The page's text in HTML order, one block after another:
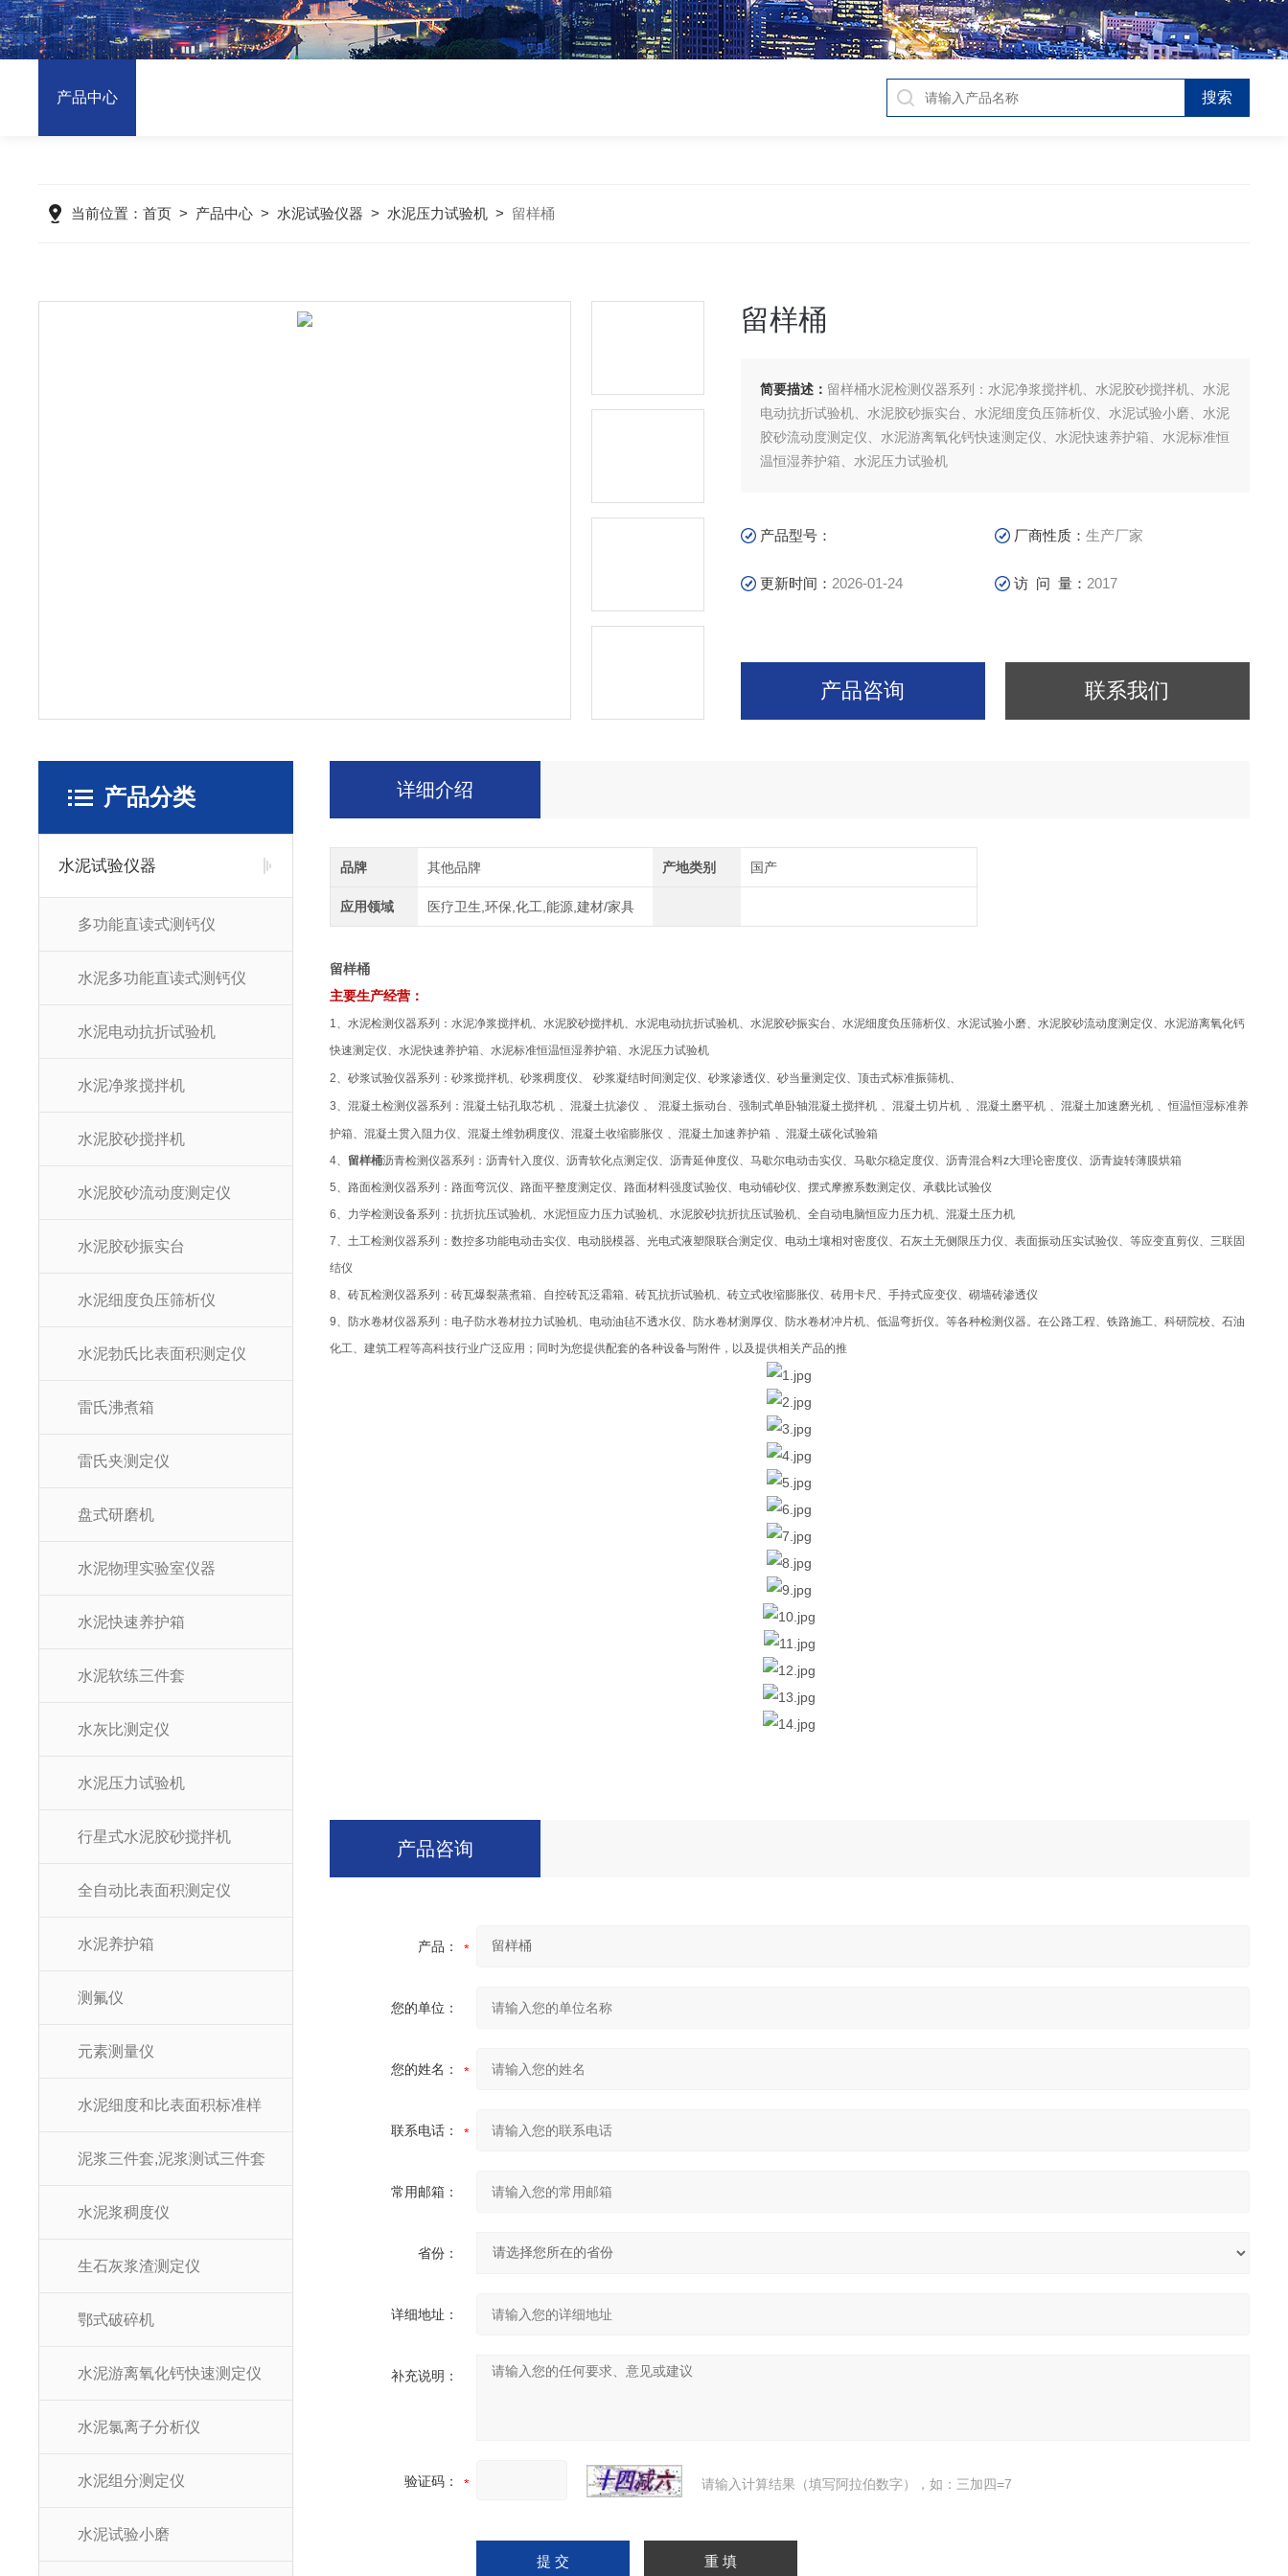
产品中心
当前位置：首页 > 产品中心 > 水泥试验仪器 > 水泥压力试验机 > 留样桶
留样桶
简要描述： 留样桶水泥检测仪器系列：水泥净浆搅拌机、水泥胶砂搅拌机、水泥
电动抗折试验机、水泥胶砂振实台、水泥细度负压筛析仪、水泥试验小磨、水泥
胶砂流动度测定仪、水泥游离氧化钙快速测定仪、水泥快速养护箱、水泥标准恒
温恒湿养护箱、水泥压力试验机
产品型号： 厂商性质：生产厂家
更新时间： 2026-01-24 访 问 量： 2017
产品咨询 联系我们
产品分类
水泥试验仪器
多功能直读式测钙仪
水泥多功能直读式测钙仪
水泥电动抗折试验机
水泥净浆搅拌机
水泥胶砂搅拌机
水泥胶砂流动度测定仪
水泥胶砂振实台
水泥细度负压筛析仪
水泥勃氏比表面积测定仪
雷氏沸煮箱
雷氏夹测定仪
盘式研磨机
水泥物理实验室仪器
水泥快速养护箱
水泥软练三件套
水灰比测定仪
水泥压力试验机
行星式水泥胶砂搅拌机
全自动比表面积测定仪
水泥养护箱
测氟仪
元素测量仪
水泥细度和比表面积标准样
泥浆三件套,泥浆测试三件套
水泥浆稠度仪
生石灰浆渣测定仪
鄂式破碎机
水泥游离氧化钙快速测定仪
水泥氯离子分析仪
水泥组分测定仪
水泥试验小磨
详细介绍
品牌 其他品牌 产地类别 国产
应用领域 医疗卫生,环保,化工,能源,建材/家具
留样桶
主要生产经营：
1、水泥检测仪器系列：水泥净浆搅拌机、水泥胶砂搅拌机、水泥电动抗折试验机、水泥胶砂振实台、水泥细度负压筛析仪、水泥试验小磨、水泥胶砂流动度测定仪、水泥游离氧化钙
快速测定仪、水泥快速养护箱、水泥标准恒温恒湿养护箱、水泥压力试验机
2、砂浆试验仪器系列：砂浆搅拌机、砂浆稠度仪、 砂浆凝结时间测定仪、砂浆渗透仪、砂当量测定仪、顶击式标准振筛机、
3、混凝土检测仪器系列：混凝土钻孔取芯机 、混凝土抗渗仪 、 混凝土振动台、强制式单卧轴混凝土搅拌机 、混凝土切片机 、混凝土磨平机 、混凝土加速磨光机 、恒温恒湿标准养
护箱、混凝土贯入阻力仪、混凝土维勃稠度仪、混凝土收缩膨胀仪 、混凝土加速养护箱 、混凝土碳化试验箱
4、 留样桶沥青检测仪器系列：沥青针入度仪、沥青软化点测定仪、沥青延伸度仪、马歇尔电动击实仪、马歇尔稳定度仪、沥青混合料z大理论密度仪、沥青旋转薄膜烘箱
5、路面检测仪器系列：路面弯沉仪、路面平整度测定仪、路面材料强度试验仪、电动铺砂仪、摆式摩擦系数测定仪、承载比试验仪
6、力学检测设备系列：抗折抗压试验机、水泥恒应力压力试验机、水泥胶砂抗折抗压试验机、全自动电脑恒应力压力机、混凝土压力机
7、土工检测仪器系列：数控多功能电动击实仪、电动脱模器、光电式液塑限联合测定仪、电动土壤相对密度仪、石灰土无侧限压力仪、表面振动压实试验仪、等应变直剪仪、三联固
结仪
8、砖瓦检测仪器系列：砖瓦爆裂蒸煮箱、自控砖瓦泛霜箱、砖瓦抗折试验机、砖立式收缩膨胀仪、砖用卡尺、手持式应变仪、砌墙砖渗透仪
9、防水卷材仪器系列：电子防水卷材拉力试验机、电动油毡不透水仪、防水卷材测厚仪、防水卷材冲片机、低温弯折仪。等各种检测仪器。在公路工程、铁路施工、科研院校、石油
化工、建筑工程等高科技行业广泛应用；同时为您提供配套的各种设备与附件，以及提供相关产品的推
产品咨询
产品：
您的单位：
您的姓名：
联系电话：
常用邮箱：
省份：
详细地址：
补充说明：
验证码： 请输入计算结果（填写阿拉伯数字），如：三加四=7